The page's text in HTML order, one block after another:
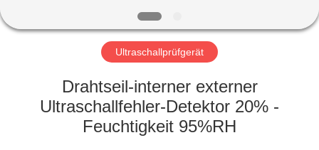
FABRIK-
QUALITÄTSKONTROLLE
Ultraschallprüfgerät
Drahtseil-interner externer
Ultraschallfehler-Detektor 20% -
Feuchtigkeit 95%RH